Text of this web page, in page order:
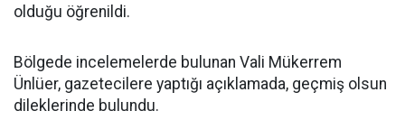
olduğu öğrenildi.
Bölgede incelemelerde bulunan Vali Mükerrem
Ünlüer, gazetecilere yaptığı açıklamada, geçmiş olsun
dileklerinde bulundu.